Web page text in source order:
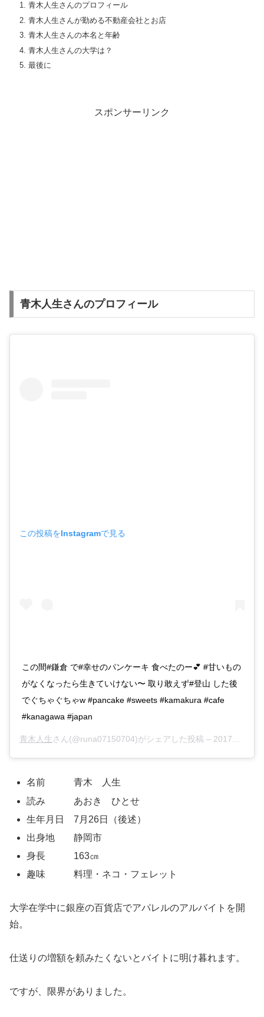
青木人生さんのプロフィール
青木人生さんが勤める不動産会社とお店
青木人生さんの本名と年齢
青木人生さんの大学は？
最後に
スポンサーリンク
青木人生さんのプロフィール
この投稿をInstagramで見る
この間#鎌倉 で#幸せのパンケーキ 食べたのー💕 #甘いもの
がなくなったら生きていけない〜 取り敢えず#登山 した後
でぐちゃぐちゃw #pancake #sweets #kamakura #cafe
#kanagawa #japan
青木人生 さん(@runa07150704)がシェアした投稿 – 2017年 4月月17日午前6時51分PDT
名前 青木 人生
読み あおき ひとせ
生年月日 7月26日（後述）
出身地 静岡市
身長 163㎝
趣味 料理・ネコ・フェレット
大学在学中に銀座の百貨店でアパレルのアルバイトを開
始。
仕送りの増額を頼みたくないとバイトに明け暮れます。
ですが、限界がありました。